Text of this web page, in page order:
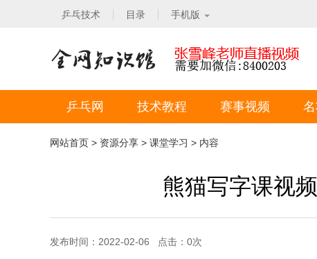
乒乓技术 目录 手机版
乒乓网 技术教程 赛事视频
网站首页 > 资源分享 > 课堂学习 > 内容
熊猫写字课视
发布时间：2022-02-06 点击： 0次